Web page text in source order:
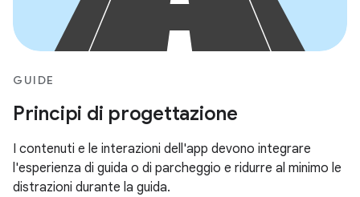
GUIDE
Principi di progettazione
I contenuti e le interazioni dell'app devono integrare
l'esperienza di guida o di parcheggio e ridurre al minimo le
distrazioni durante la guida.